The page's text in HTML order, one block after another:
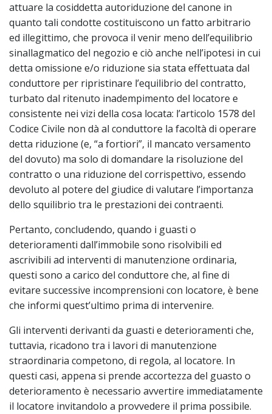
attuare la cosiddetta autoriduzione del canone in
quanto tali condotte costituiscono un fatto arbitrario
ed illegittimo, che provoca il venir meno dell’equilibrio
sinallagmatico del negozio e ciò anche nell’ipotesi in cui
detta omissione e/o riduzione sia stata effettuata dal
conduttore per ripristinare l’equilibrio del contratto,
turbato dal ritenuto inadempimento del locatore e
consistente nei vizi della cosa locata: l’articolo 1578 del
Codice Civile non dà al conduttore la facoltà di operare
detta riduzione (e, “a fortiori”, il mancato versamento
del dovuto) ma solo di domandare la risoluzione del
contratto o una riduzione del corrispettivo, essendo
devoluto al potere del giudice di valutare l’importanza
dello squilibrio tra le prestazioni dei contraenti.
Pertanto, concludendo, quando i guasti o
deterioramenti dall’immobile sono risolvibili ed
ascrivibili ad interventi di manutenzione ordinaria,
questi sono a carico del conduttore che, al fine di
evitare successive incomprensioni con locatore, è bene
che informi quest’ultimo prima di intervenire.
Gli interventi derivanti da guasti e deterioramenti che,
tuttavia, ricadono tra i lavori di manutenzione
straordinaria competono, di regola, al locatore. In
questi casi, appena si prende accortezza del guasto o
deterioramento è necessario avvertire immediatamente
il locatore invitandolo a provvedere il prima possibile.